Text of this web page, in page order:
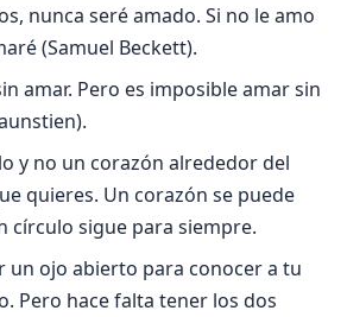
nunca seré amado. Si no le amo
(Samuel Beckett).
amar. Pero es imposible amar sin
y no un corazón alrededor del
quieres. Un corazón se puede
cí­rculo sigue para siempre.
un ojo abierto para conocer a tu
Pero hace falta tener los dos